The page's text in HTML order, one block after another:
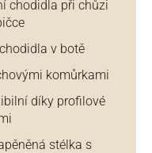
chodidla při chůzi
v botě
komůrkami
díky profilové
stélka s